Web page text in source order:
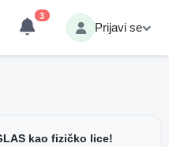
3
Prijavi se
kao fizičko lice!